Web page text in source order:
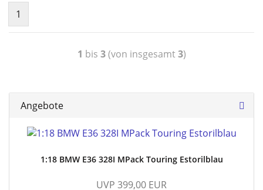
1
1 bis 3(von insgesamt3)
Angebote
1:18 BMW E36 328I MPack Touring Estorilblau
UVP 399,00 EUR